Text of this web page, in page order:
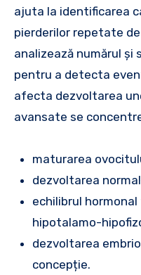
ajuta la identificarea
pierderilor repetate
analizează numărul și
pentru a detecta
afecta dezvoltarea
avansate se
maturarea
dezvoltarea
echilibrul
hipotalamo-
dezvoltarea
concepție.